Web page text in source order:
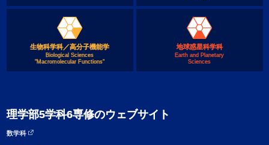
生物科学科／高分子機能学
Biological Sciences
"Macromolecular Functions"
地球惑星科学科
Earth and Planetary
Sciences
理学部5学科6専修のウェブサイト
数学科